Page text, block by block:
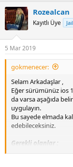
Rozealcan
Kayıtlı Üye
5 Mar 2019
gokmenecer:
Selam Arkadaşlar ,
Eğer sürümünüz ios
da varsa aşağıda
uygulayın.
Bu sayede elmada
edebileceksiniz.
Gerekli olanlar :
1- Cydia Impactor